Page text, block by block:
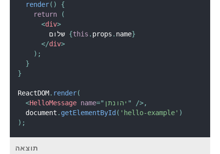
render( )
{
return
(
<div>
{this . props . name}
</div>
) ;
}
}
ReactDOM. render(
<HelloMessage name=" יהונתן " />,
  document
. getElementById ( 'hello-example' )
) ;
תוצאה